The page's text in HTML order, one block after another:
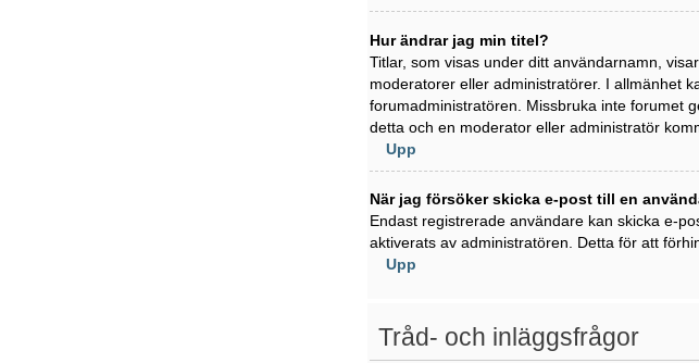
Hur ändrar jag min titel?
Titlar, som visas under ditt användarnamn,
moderatorer eller administratörer. I allmänhet
forumadministratören. Missbruka inte forumet
detta och en moderator eller administratör
Upp
När jag försöker skicka e-post till en
Endast registrerade användare kan skicka e-
aktiverats av administratören. Detta för att
Upp
Tråd- och inläggsfrågor